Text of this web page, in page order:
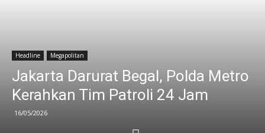
Headline Megapolitan
Jakarta Darurat Begal, Polda Metro
Kerahkan Tim Patroli 24 Jam
16/05/2026